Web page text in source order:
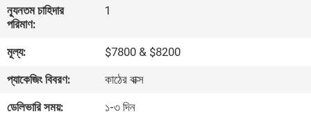
কারখানা
মান
নিয়ন্ত্রণ
ন্যূনতম চাহিদার
পরিমাণ:
1
মূল্য:
$7800 & $8200
প্যাকেজিং বিবরণ:
কাঠের বাক্স
ডেলিভারি সময়:
১-৩ দিন